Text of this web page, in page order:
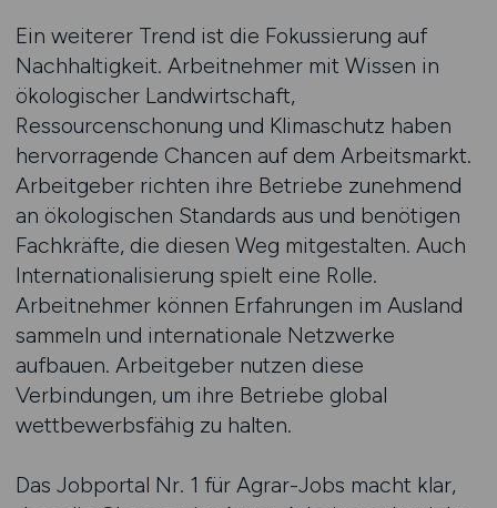
Ein weiterer Trend ist die Fokussierung auf
Nachhaltigkeit. Arbeitnehmer mit Wissen in
ökologischer Landwirtschaft,
Ressourcenschonung und Klimaschutz haben
hervorragende Chancen auf dem Arbeitsmarkt.
Arbeitgeber richten ihre Betriebe zunehmend
an ökologischen Standards aus und benötigen
Fachkräfte, die diesen Weg mitgestalten. Auch
Internationalisierung spielt eine Rolle.
Arbeitnehmer können Erfahrungen im Ausland
sammeln und internationale Netzwerke
aufbauen. Arbeitgeber nutzen diese
Verbindungen, um ihre Betriebe global
wettbewerbsfähig zu halten.
Das Jobportal Nr. 1 für Agrar-Jobs macht klar,